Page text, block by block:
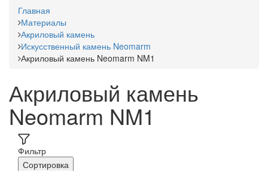
Главная
Материалы
Акриловый камень
Искусственный камень Neomarm
Акриловый камень Neomarm NM1
Акриловый камень
Neomarm NM1
Фильтр
Сортировка